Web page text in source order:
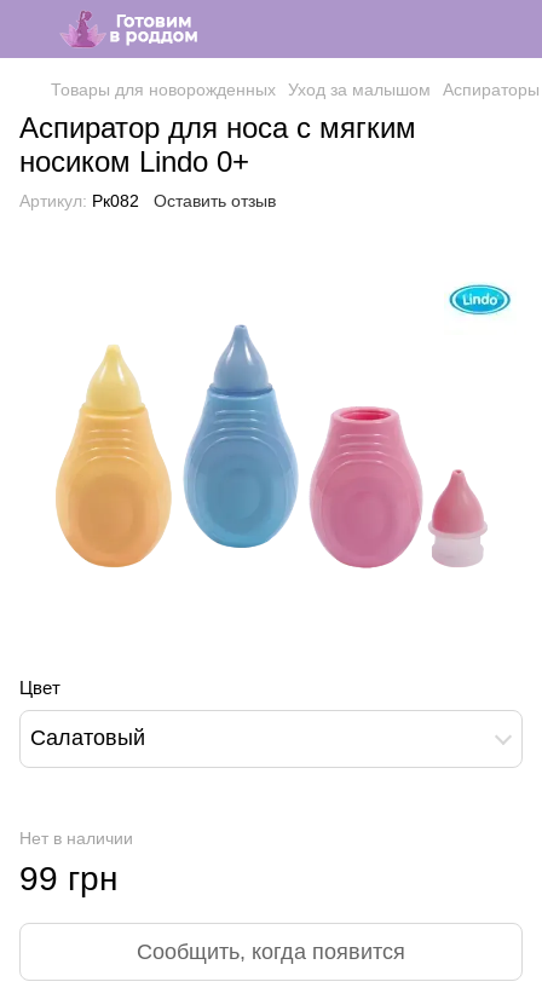
Товары для новорожденных Уход за малышом Аспираторы
Аспиратор для носа с мягким
носиком Lindo 0+
Артикул: Рк082 Оставить отзыв
Цвет
Салатовый
Нет в наличии
99 грн
Сообщить, когда появится